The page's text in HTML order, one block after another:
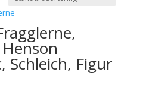
Schleich, Figur